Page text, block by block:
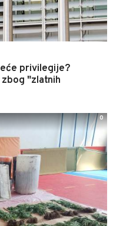
privilegije?
"zlatnih
0